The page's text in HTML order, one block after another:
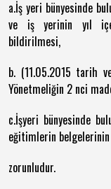
a.İş yeri bünyesinde
ve iş yerinin yıl
bildirilmesi,
b. (11.05.2015 tarih
Yönetmeliğin 2 nci
c.İşyeri bünyesinde
eğitimlerin
zorunludur.